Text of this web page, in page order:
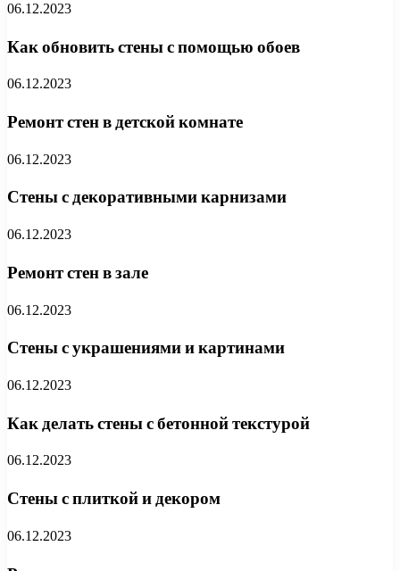
06.12.2023
Как обновить стены с помощью обоев
06.12.2023
Ремонт стен в детской комнате
06.12.2023
Стены с декоративными карнизами
06.12.2023
Ремонт стен в зале
06.12.2023
Стены с украшениями и картинами
06.12.2023
Как делать стены с бетонной текстурой
06.12.2023
Стены с плиткой и декором
06.12.2023